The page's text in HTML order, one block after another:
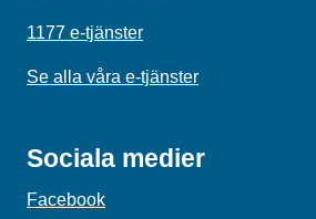
1177 e-tjänster
Se alla våra e-tjänster
Sociala medier
Facebook